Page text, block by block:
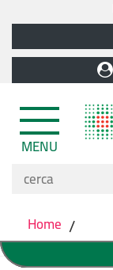
MENU
Home /